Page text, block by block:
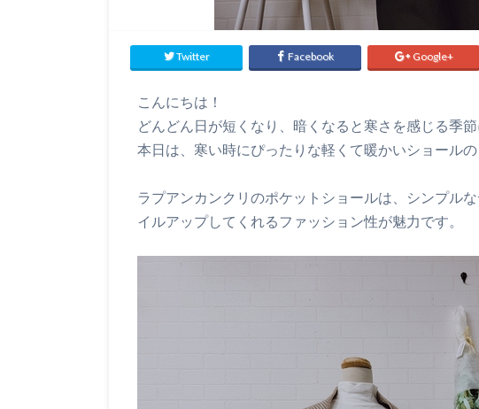
Twitter Facebook Google+
こんにちは！
どんどん日が短くなり、暗くなると寒さを感じる季節
本日は、寒い時にぴったりな軽くて暖かいショールの
ラプアンカンクリのポケットショールは、シンプル
イルアップしてくれるファッション性が魅力です。